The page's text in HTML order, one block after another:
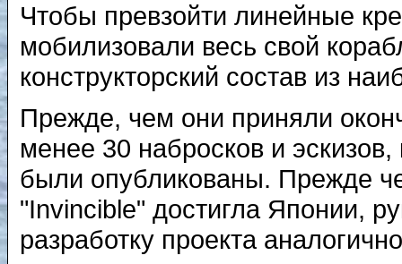
Чтобы превзойти линейные
мобилизовали весь свой
конструкторский состав из
Прежде, чем они приняли
менее 30 набросков и
были опубликованы. Прежде
"Invincible" достигла Японии,
разработку проекта